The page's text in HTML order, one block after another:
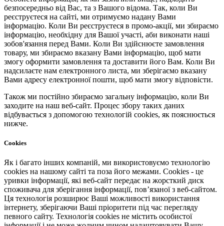
безпосередньо від Вас, та з Вашого відома. Так, коли Ви
реєструєтеся на сайті, ми отримуємо надану Вами
інформацію. Коли Ви реєструєтеся в промо-акції, ми збираємо
інформацію, необхідну для Вашої участі, аби виконати наші
зобов'язання перед Вами. Коли Ви здійснюєте замовлення
товару, ми збираємо вказану Вами інформацію, щоб мати
змогу оформити замовлення та доставити його Вам. Коли Ви
надсилаєте нам електронного листа, ми зберігаємо вказану
Вами адресу електронної пошти, щоб мати змогу відповісти.
Також ми постійно збираємо загальну інформацію, коли Ви
заходите на наш веб-сайт. Процес збору таких даних
відбувається з допомогою технологій cookies, як пояснюється
нижче.
Cookies
Як і багато інших компаній, ми використовуємо технологію
cookies на нашому сайті та поза його межами. Cookies - це
уривки інформації, які веб-сайт передає на жорсткий диск
споживача для зберігання інформації, пов’язаної з веб-сайтом.
Ця технологія розширює Ваші можливості використання
інтернету, зберігаючи Ваші пріоритети під час перегляду
певного сайту. Технологія cookies не містить особистої